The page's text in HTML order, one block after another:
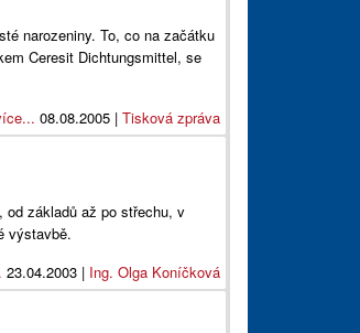
narozeniny. To, co na začátku
Ceresit Dichtungsmittel, se
08.08.2005 | Tisková zpráva
základů až po střechu, v
výstavbě.
23.04.2003 | Ing. Olga Koníčková